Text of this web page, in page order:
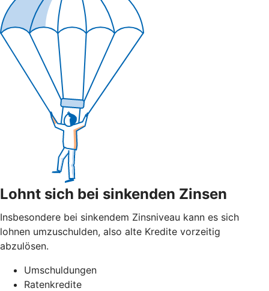
Lohnt sich bei sinkenden Zinsen
Insbesondere bei sinkendem Zinsniveau kann es sich
lohnen umzuschulden, also alte Kredite vorzeitig
abzulösen.
Umschuldungen
Ratenkredite